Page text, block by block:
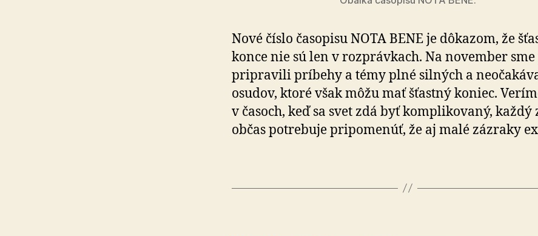
Nové číslo časopisu NOTA BENE je dôkazom, že
konce nie sú len v roz­práv­kach. Na no­vem­ber
pripravili príbehy a témy plné silných a
osudov, ktoré však môžu mať šťastný koniec.
v časoch, keď sa svet zdá byť komplikovaný, každý
občas potrebuje pripomenúť, že aj malé zázraky